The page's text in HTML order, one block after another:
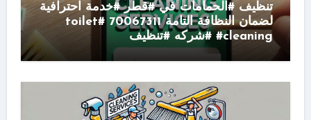
تنظيف #الحمامات في #قطر #خدمة احترافية
لضمان النظافة التامة 70067311 #toilet
#cleaning #شركه #تنظيف